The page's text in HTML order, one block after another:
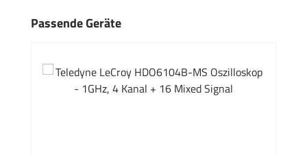
Produktgalerie überspringen
Passende Geräte